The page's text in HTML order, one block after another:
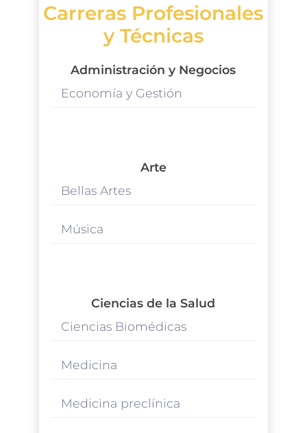
Carreras Profesionales
y Técnicas
Administración y Negocios
Economía y Gestión
Arte
Bellas Artes
Música
Ciencias de la Salud
Ciencias Biomédicas
Medicina
Medicina preclínica